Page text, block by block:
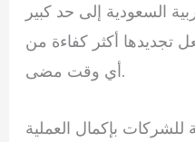
السعودية إلى حد كبير
تجديدها أكثر كفاءة من
أي وقت مضى.
للشركات بإكمال العملية